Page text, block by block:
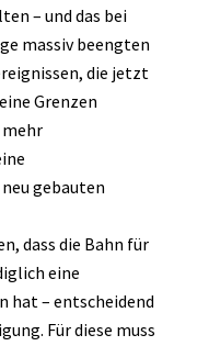
– und das bei
massiv beengten
die jetzt
Grenzen
gebauten
dass die Bahn für
eine
hat – entscheidend
Für diese muss